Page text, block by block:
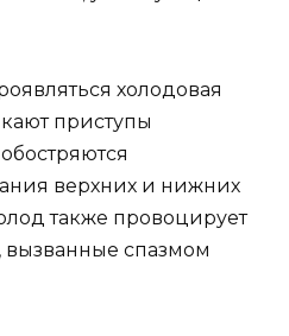
холодовая
приступы
верхних и нижних
также провоцирует
спазмом